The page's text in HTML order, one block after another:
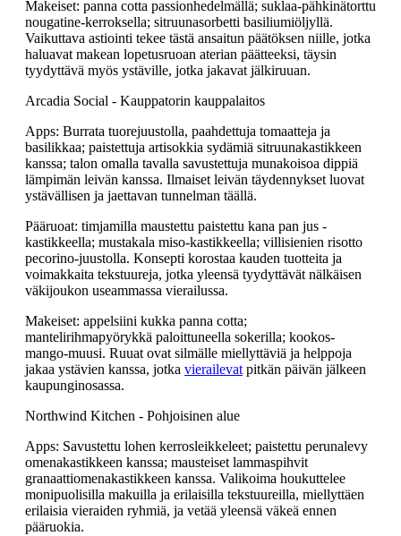
Makeiset: panna cotta passionhedelmällä; suklaa-pähkinätorttu
nougatine-kerroksella; sitruunasorbetti basiliumiöljyllä.
Vaikuttava astiointi tekee tästä ansaitun päätöksen niille, jotka
haluavat makean lopetusruoan aterian päätteeksi, täysin
tyydyttävä myös ystäville, jotka jakavat jälkiruuan.
Arcadia Social - Kauppatorin kauppalaitos
Apps: Burrata tuorejuustolla, paahdettuja tomaatteja ja
basilikkaa; paistettuja artisokkia sydämiä sitruunakastikkeen
kanssa; talon omalla tavalla savustettuja munakoisoa dippiä
lämpimän leivän kanssa. Ilmaiset leivän täydennykset luovat
ystävällisen ja jaettavan tunnelman täällä.
Pääruoat: timjamilla maustettu paistettu kana pan jus -
kastikkeella; mustakala miso-kastikkeella; villisienien risotto
pecorino-juustolla. Konsepti korostaa kauden tuotteita ja
voimakkaita tekstuureja, jotka yleensä tyydyttävät nälkäisen
väkijoukon useammassa vierailussa.
Makeiset: appelsiini kukka panna cotta;
mantelirihmapyörykkä paloittuneella sokerilla; kookos-
mango-muusi. Ruuat ovat silmälle miellyttäviä ja helppoja
jakaa ystävien kanssa, jotka vierailevat pitkän päivän jälkeen
kaupunginosassa.
Northwind Kitchen - Pohjoisinen alue
Apps: Savustettu lohen kerrosleikkeleet; paistettu perunalevy
omenakastikkeen kanssa; mausteiset lammaspihvit
granaattiomenakastikkeen kanssa. Valikoima houkuttelee
monipuolisilla makuilla ja erilaisilla tekstuureilla, miellyttäen
erilaisia vieraiden ryhmiä, ja vetää yleensä väkeä ennen
pääruokia.